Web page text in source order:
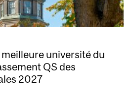
université du
QS des
2027